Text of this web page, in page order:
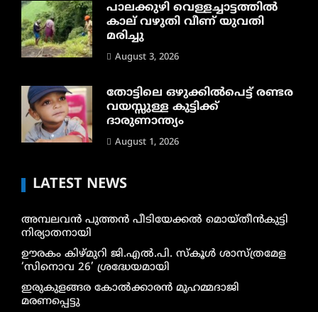
പാലക്കുഴി വെള്ളച്ചാട്ടത്തില്‍
കാല് വഴുതി വീണ് യുവതി
മരിച്ചു
August 3, 2026
തോട്ടിലെ ഒഴുക്കിൽപെട്ട് രണ്ടര
വയസ്സുള്ള കുട്ടിക്ക്
ദാരുണാന്ത്യം
August 1, 2026
LATEST NEWS
അമ്പലവൻ പുത്തൻ പീടിയേക്കൽ മൊയ്തീൻകുട്ടി
നിര്യാതനായി
ഊരകം കിഴ്മുറി ജി.എൽ.പി. സ്കൂൾ ശാസ്ത്രമേള
‘സിനൊവ 26’ ശ്രദ്ധേയമായി
ഇരുകുളങ്ങര കോൽക്കാരൻ മുഹമ്മദാജി
മരണപ്പെട്ടു